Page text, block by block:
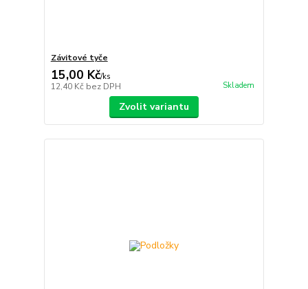
Závitové tyče
15,00 Kč/ks
12,40 Kč bez DPH Skladem
Zvolit variantu